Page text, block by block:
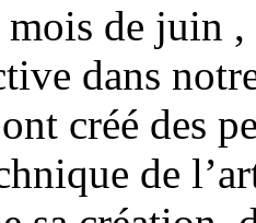
mois de juin
dans
créé des
de